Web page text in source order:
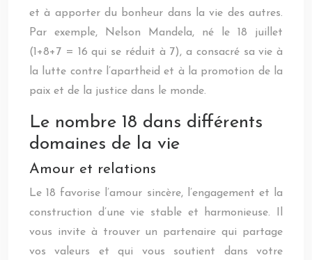
et à apporter du bonheur dans la vie des autres.
Par exemple, Nelson Mandela, né le 18 juillet
(1+8+7 = 16 qui se réduit à 7), a consacré sa vie à
la lutte contre l’apartheid et à la promotion de la
paix et de la justice dans le monde.
Le nombre 18 dans différents
domaines de la vie
Amour et relations
Le 18 favorise l’amour sincère, l’engagement et la
construction d’une vie stable et harmonieuse. Il
vous invite à trouver un partenaire qui partage
vos valeurs et qui vous soutient dans votre